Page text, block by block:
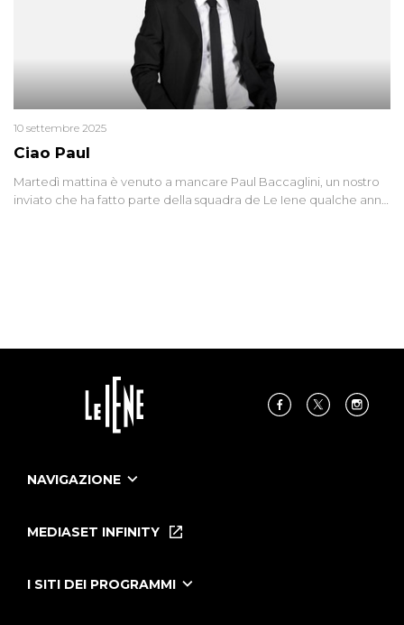
Ciao Paul
10 settembre 2025
Martedì mattina è venuto a mancare Paul Baccaglini, un nostro
inviato che ha fatto parte della squadra de Le Iene qualche anno
NAVIGAZIONE
Le Iene Presentano Inside
Tutti i servizi
MEDIASET INFINITY
I SITI DEI PROGRAMMI